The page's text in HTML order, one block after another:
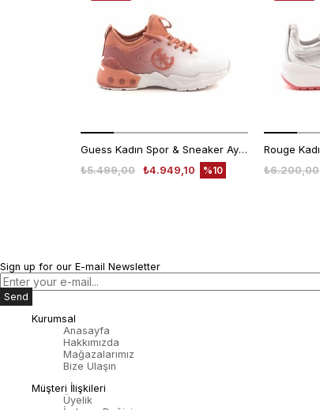
Guess Kadın Spor & Sneaker Ayakkabı FL6T2CELE12
₺4.949,10
₺5.499,00 %10 ₺6.200,00
Sign up for our E-mail Newsletter
Send
Kurumsal
Anasayfa
Hakkımızda
Mağazalarımız
Bize Ulaşın
Müşteri İlişkileri
Üyelik